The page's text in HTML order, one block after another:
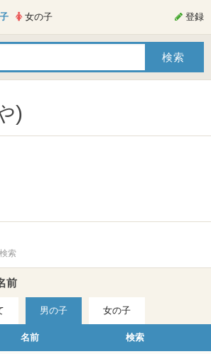
女の子 登録
)
索
前
男の子 女の子
名前 検索